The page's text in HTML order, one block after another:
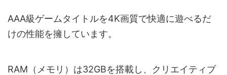
AAA級ゲームタイトルを4K画質で快適に遊べるだ
けの性能を擁しています。
RAM（メモリ）は32GBを搭載し、クリエイティブ